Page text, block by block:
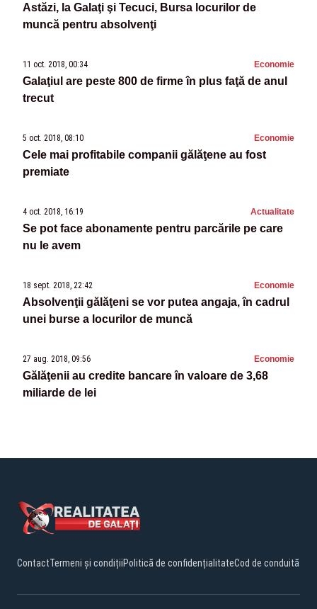
Astăzi, la Galaţi şi Tecuci, Bursa locurilor de
muncă pentru absolvenţi
11 oct. 2018, 00:34 Economie
Galaţiul are peste 800 de firme în plus faţă de anul
trecut
5 oct. 2018, 08:10 Economie
Cele mai profitabile companii gălăţene au fost
premiate
4 oct. 2018, 16:19 Actualitate
Se pot face abonamente pentru parcările pe care
nu le avem
18 sept. 2018, 22:42 Economie
Absolvenţii gălăţeni se vor putea angaja, în cadrul
unei burse a locurilor de muncă
27 aug. 2018, 09:56 Economie
Gălăţenii au credite bancare în valoare de 3,68
miliarde de lei
ContactTermeni și condițiiPolitică de confidențialitateCod de conduită